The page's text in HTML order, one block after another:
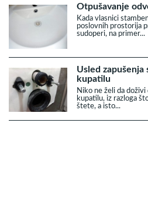
Otpušavanje
Kada vlasnici
poslovnih prostorija
sudoperi, na primer...
Usled zapušenja
kupatilu
Niko ne želi da doživi
kupatilu, iz razloga
štete, a isto...